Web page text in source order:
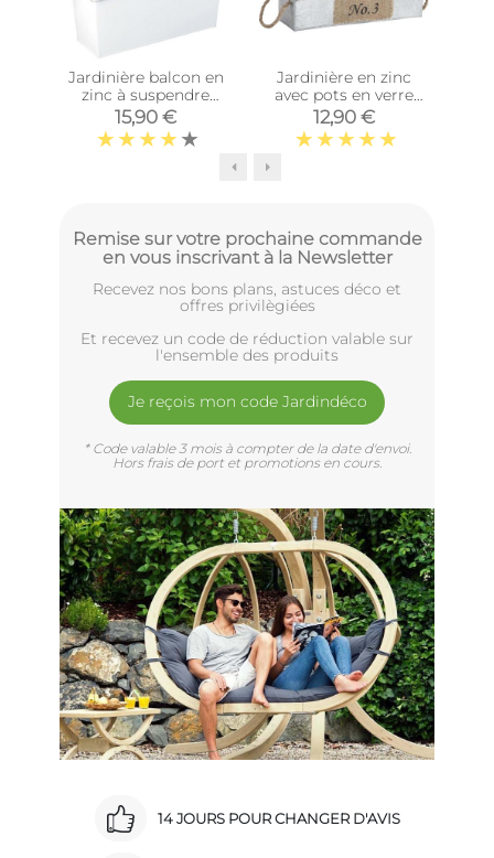
Jardinière balcon en
zinc à suspendre
(Blanc)
15,90 €
Jardinière en zinc
avec pots en verre
(34,5 cm)
12,90 €
Remise sur votre prochaine commande
en vous inscrivant à la Newsletter
Recevez nos bons plans, astuces déco et
offres privilègiées
Et recevez un code de réduction valable sur
l'ensemble des produits
Je reçois mon code Jardindéco
* Code valable 3 mois à compter de la date d'envoi.
Hors frais de port et promotions en cours.
14 JOURS POUR CHANGER D'AVIS